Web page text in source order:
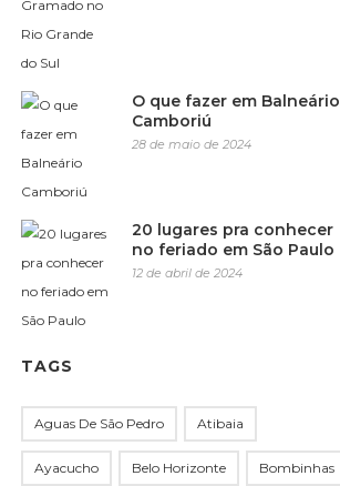
O que fazer em Balneário
Camboriú
28 de maio de 2024
20 lugares pra conhecer
no feriado em São Paulo
12 de abril de 2024
TAGS
Aguas De São Pedro Atibaia
Ayacucho Belo Horizonte Bombinhas